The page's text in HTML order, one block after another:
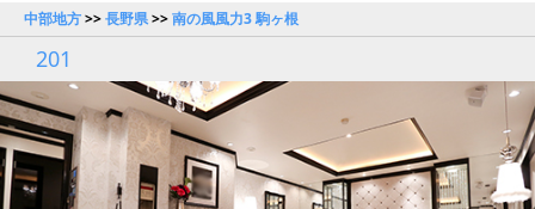
中部地方>>長野県>>南の風風力3 駒ヶ根
201